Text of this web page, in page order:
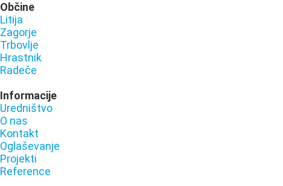
Občine
Litija
Zagorje
Trbovlje
Hrastnik
Radeče
Informacije
Uredništvo
O nas
Kontakt
Oglaševanje
Projekti
Reference